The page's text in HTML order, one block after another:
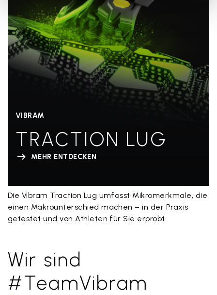
VIBRAM
TRACTION LUG
MEHR ENTDECKEN
Die Vibram Traction Lug umfasst Mikromerkmale, die
einen Makrounterschied machen – in der Praxis
getestet und von Athleten für Sie erprobt.
Wir sind
#TeamVibram